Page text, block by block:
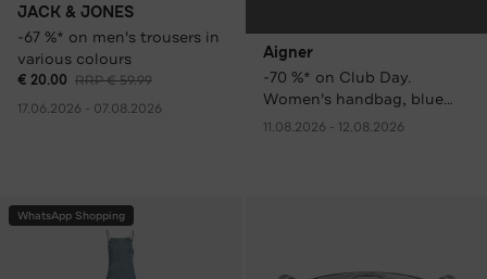
JACK & JONES
-67 %* on men's trousers in
various colours
€ 20.00 RRP € 59.99
17.06.2026 - 07.08.2026
Aigner
-70 %* on Club Day.
Women's handbag, blue
only € 99.00 instead of €
11.08.2026 - 12.08.2026
WhatsApp Shopping